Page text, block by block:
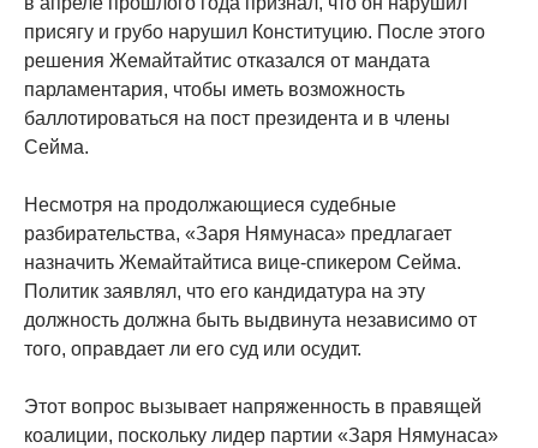
присягу и грубо нарушил Конституцию. После этого
решения Жемайтайтис отказался от мандата
парламентария, чтобы иметь возможность
баллотироваться на пост президента и в члены
Сейма.
Несмотря на продолжающиеся судебные
разбирательства, «Заря Нямунаса» предлагает
назначить Жемайтайтиса вице-спикером Сейма.
Политик заявлял, что его кандидатура на эту
должность должна быть выдвинута независимо от
того, оправдает ли его суд или осудит.
Этот вопрос вызывает напряженность в правящей
коалиции, поскольку лидер партии «Заря Нямунаса»